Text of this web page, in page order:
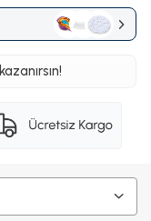
kazanırsın!